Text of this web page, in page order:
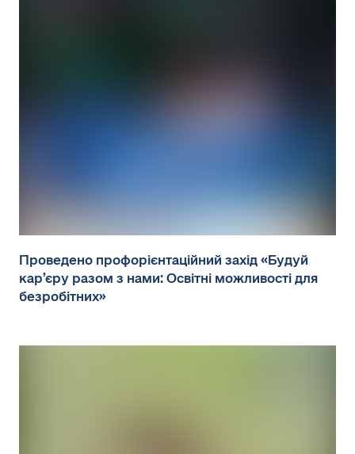
Проведено профорієнтаційний захід «Будуй
кар’єру разом з нами: Освітні можливості для
безробітних»